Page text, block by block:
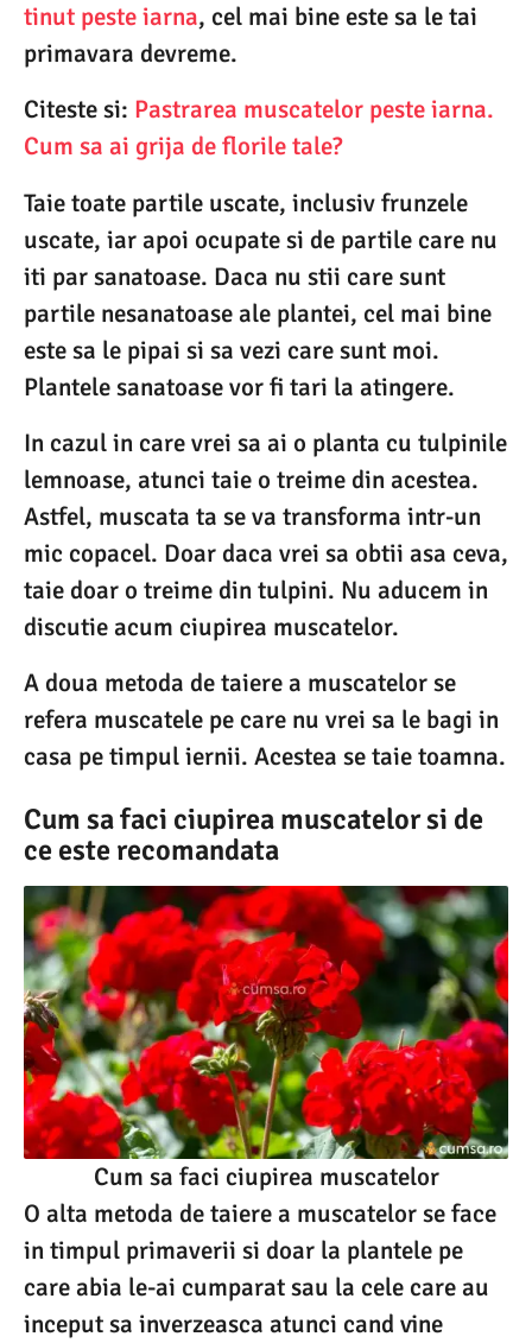
tinut peste iarna, cel mai bine este sa le tai
primavara devreme.
Citeste si: Pastrarea muscatelor peste iarna.
Cum sa ai grija de florile tale?
Taie toate partile uscate, inclusiv frunzele
uscate, iar apoi ocupate si de partile care nu
iti par sanatoase. Daca nu stii care sunt
partile nesanatoase ale plantei, cel mai bine
este sa le pipai si sa vezi care sunt moi.
Plantele sanatoase vor fi tari la atingere.
In cazul in care vrei sa ai o planta cu tulpinile
lemnoase, atunci taie o treime din acestea.
Astfel, muscata ta se va transforma intr-un
mic copacel. Doar daca vrei sa obtii asa ceva,
taie doar o treime din tulpini. Nu aducem in
discutie acum ciupirea muscatelor.
A doua metoda de taiere a muscatelor se
refera muscatele pe care nu vrei sa le bagi in
casa pe timpul iernii. Acestea se taie toamna.
Cum sa faci ciupirea muscatelor si de
ce este recomandata
Cum sa faci ciupirea muscatelor
O alta metoda de taiere a muscatelor se face
in timpul primaverii si doar la plantele pe
care abia le-ai cumparat sau la cele care au
inceput sa inverzeasca atunci cand vine